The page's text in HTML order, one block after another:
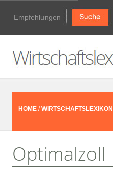
Empfehlungen
HOME /WIRTSCHAFTSLEXIKON
Optimalzoll